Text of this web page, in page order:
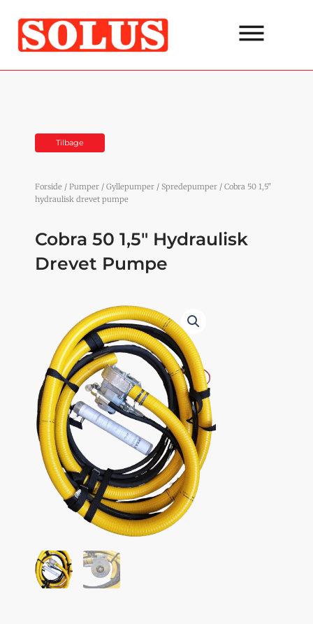
indholdet
Tilbage
Forside / Pumper / Gyllepumper / Spredepumper / Cobra 50 1,5″
hydraulisk drevet pumpe
Cobra 50 1,5″ Hydraulisk
Drevet Pumpe